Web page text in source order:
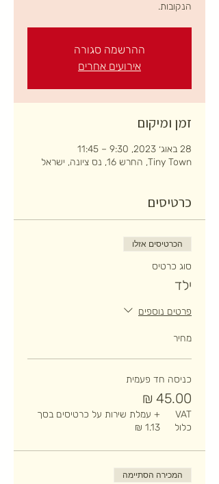
הנקובות.
ההרשמה סגורה
אירועים אחרים
זמן ומיקום
28 באוג׳ 2023, 9:30 – 11:45
Tiny Town, החרש 16, נס ציונה, ישראל
כרטיסים
הכרטיסים אזלו
סוג כרטיס
ילד
פרטים נוספים
מחיר
כניסה חד פעמית
VAT
כלול
+ עמלת שירות על כרטיסים בסך
‏1.13 ‏₪
המכירה הסתיימה